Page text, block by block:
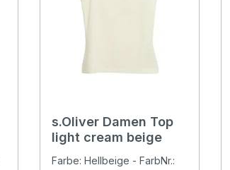
s.Oliver Damen Top
light cream beige
Farbe: Hellbeige - FarbNr.: